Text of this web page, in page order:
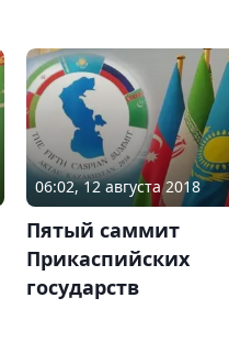
06:02, 12 августа 2018
Пятый саммит
Прикаспийских
государств